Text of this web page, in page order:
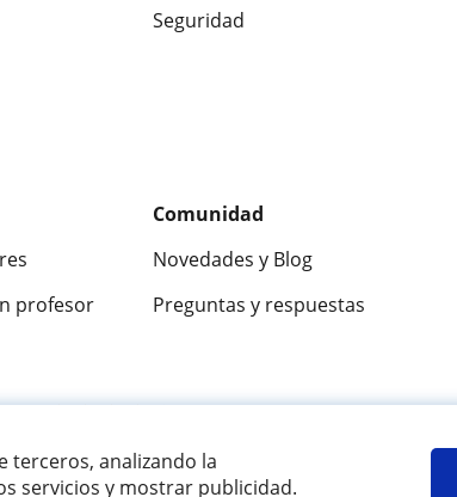
terceros, analizando la
servicios y mostrar publicidad.
Seguridad
profesor
Comunidad
Novedades y Blog
Preguntas y respuestas
★★★★★